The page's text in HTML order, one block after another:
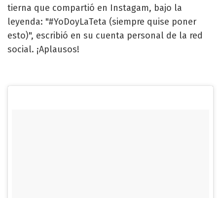
tierna que compartió en Instagam, bajo la
leyenda: "#YoDoyLaTeta (siempre quise poner
esto)", escribió en su cuenta personal de la red
social. ¡Aplausos!